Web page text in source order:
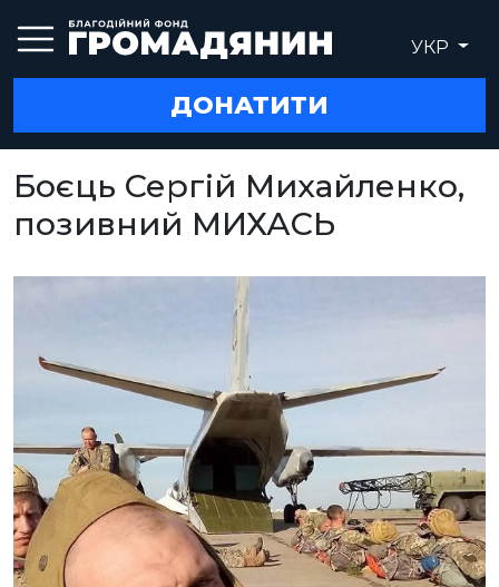
УКР
ДОНАТИТИ
Боєць Сергій Михайленко,
позивний МИХАСЬ